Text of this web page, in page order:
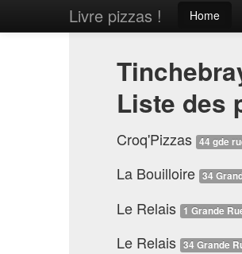
Livre pizzas ! Home
Liste des
Croq'Pizzas 44 gde
La Bouilloire 34
Le Relais 1 Grande
Le Relais 34 Grande